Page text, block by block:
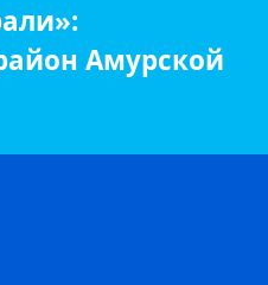
Амурской